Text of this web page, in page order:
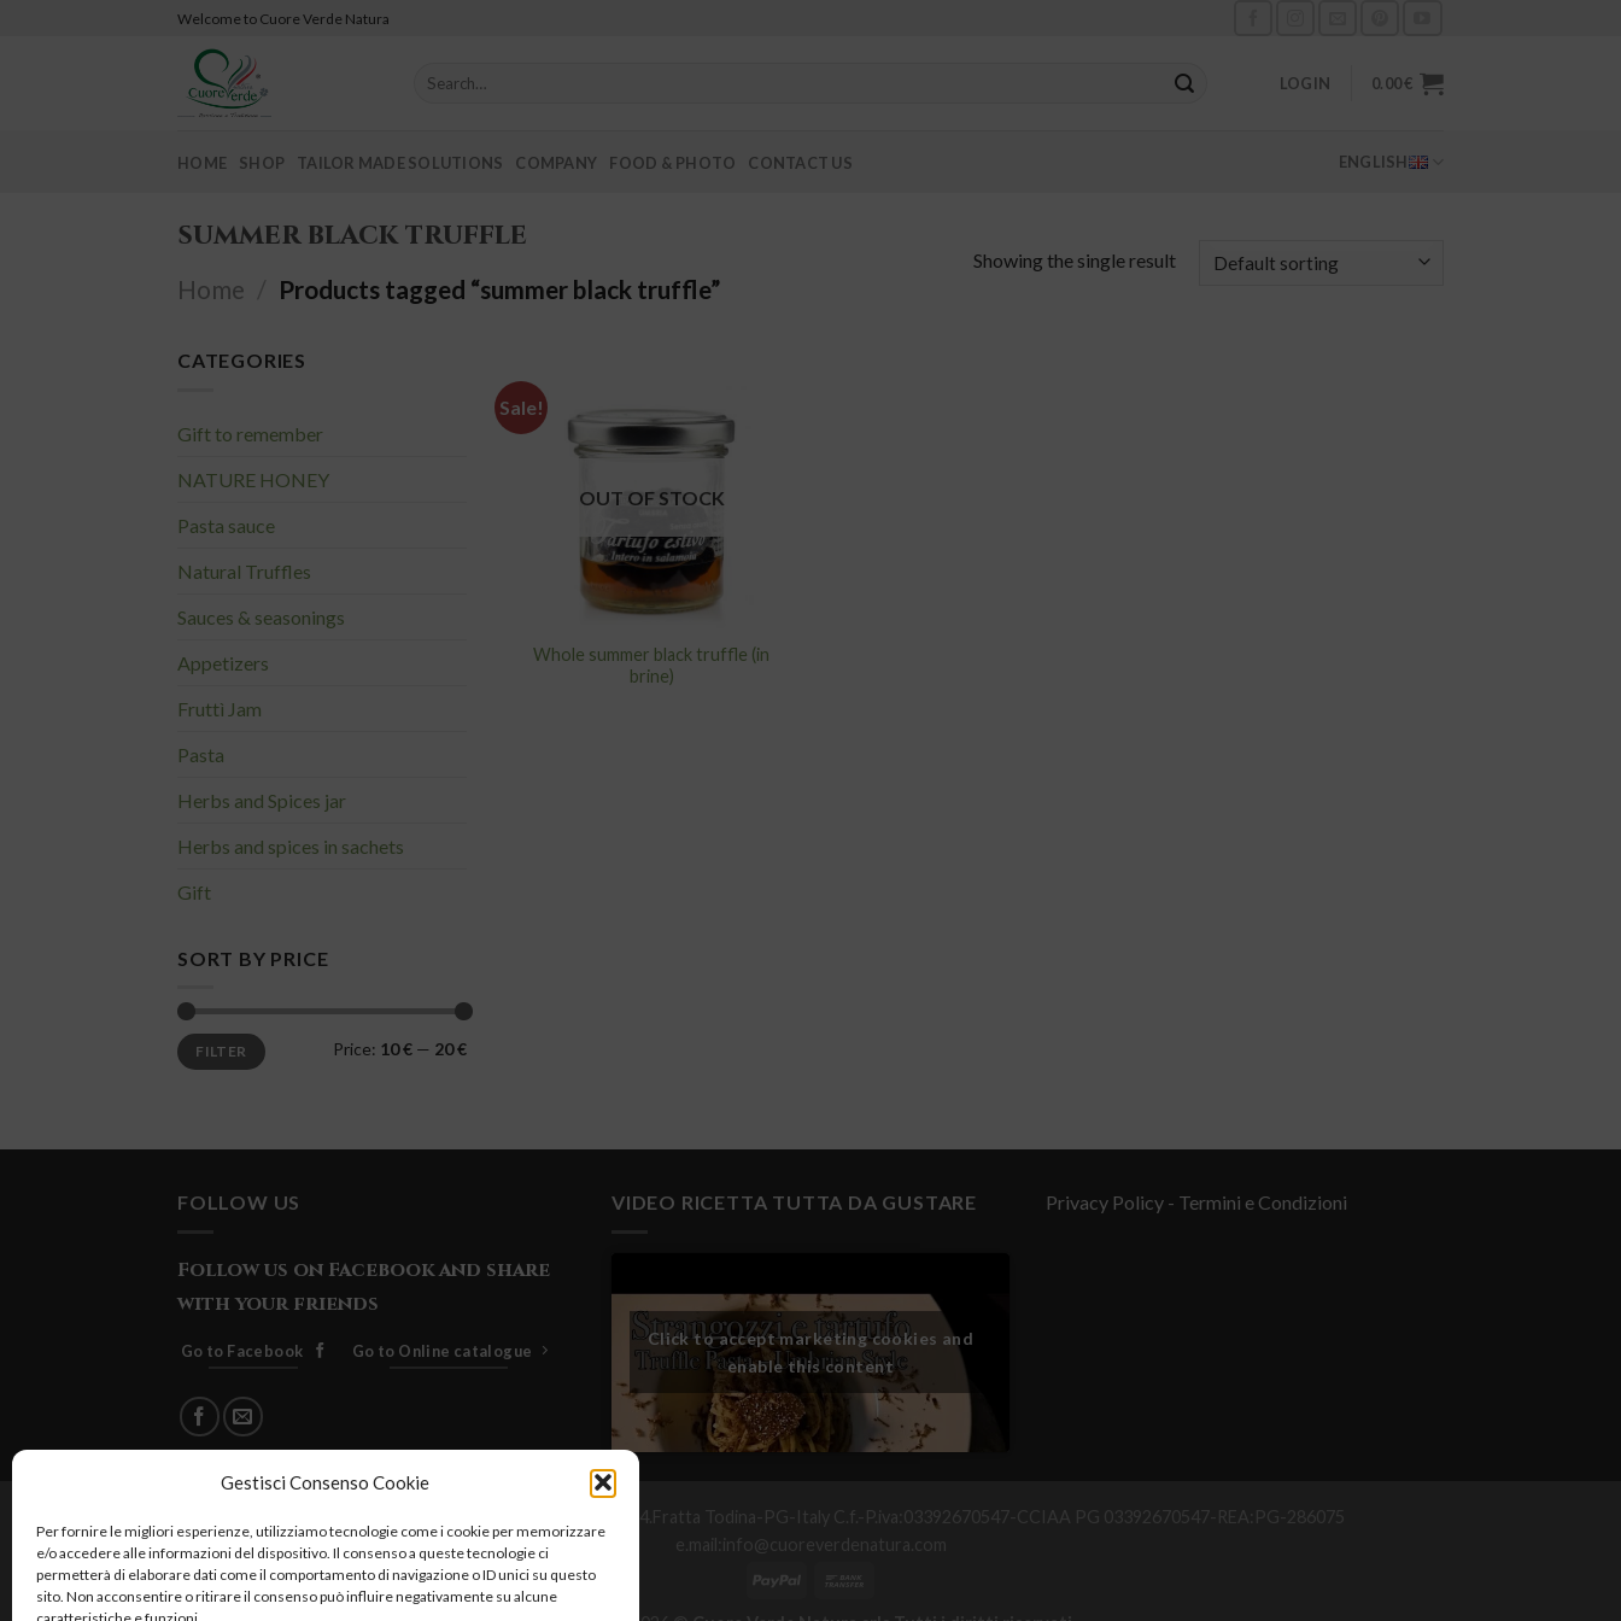
Gestisci Consenso Cookie
Per fornire le migliori esperienze, utilizziamo tecnologie come i cookie per memorizzare
e/o accedere alle informazioni del dispositivo. Il consenso a queste tecnologie ci
permetterà di elaborare dati come il comportamento di navigazione o ID unici su questo
sito. Non acconsentire o ritirare il consenso può influire negativamente su alcune
Welcome to Cuore Verde Natura
Search
LOGIN 0.00€
HOME SHOP TAILOR MADE SOLUTIONS COMPANY FOOD & PHOTO CONTACT US ENGLISH
summer black truffle
Home Products tagged “summer black truffle”
Showing the single result
CATEGORIES
Gift to remember
NATURE HONEY
Pasta sauce
Natural Truffles
Sauces & seasonings
Appetizers
Fruttì Jam
Pasta
Herbs and Spices jar
Herbs and spices in sachets
Gift
SORT BY PRICE
Min
price
Max
priceFILTER Price: 10 € — 20 €
Sale!
OUT OF STOCK
Whole summer black truffle (in
brine)
FOLLOW US
Follow us on Facebook and share
with your friends
Go to Facebook Go to Online catalogue
VIDEO RICETTA TUTTA DA GUSTARE
Click to accept marketing cookies and
enable this content
Privacy Policy - Termini e Condizioni
Cuore Verde Natura srls , via I°Maggio,25-06054.Fratta Todina-PG-Italy C.f.-P.iva:03392670547-CCIAA PG 03392670547-REA:PG-286075
e.mail:info@cuoreverdenatura.com